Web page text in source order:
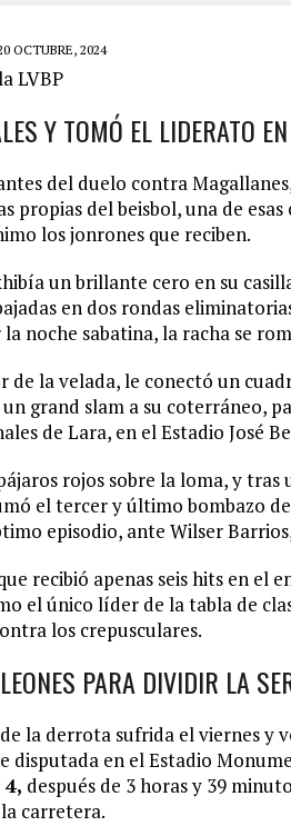
OCTUBRE, 2024
LVBP
Y TOMÓ EL LIDERATO
del duelo contra
propias del beisbol, una de
los jonrones que reciben.
un brillante cero en su
en dos rondas
noche sabatina, la racha se
la velada, le conectó un
grand slam a su coterráneo,
de Lara, en el Estadio José
rojos sobre la loma, y tras
el tercer y último bombazo
episodio, ante Wilser
recibió apenas seis hits en el
el único líder de la tabla de
los crepusculares.
PARA DIVIDIR LA
la derrota sufrida el viernes y
disputada en el Estadio
después de 3 horas y 39
carretera.